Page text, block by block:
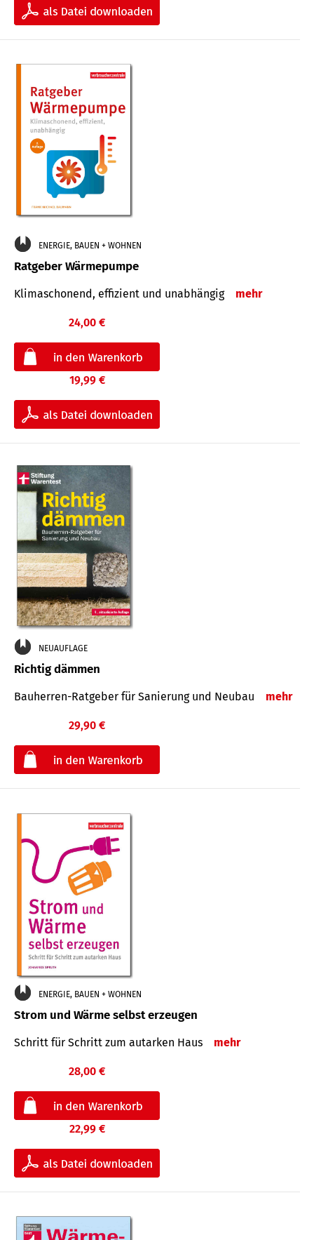
ENERGIE, BAUEN + WOHNEN
Ratgeber Wärmepumpe
Klimaschonend, effizient und unabhängig mehr
24,00 €
19,99 €
NEUAUFLAGE
Richtig dämmen
Bauherren-Ratgeber für Sanierung und Neubau mehr
29,90 €
ENERGIE, BAUEN + WOHNEN
Strom und Wärme selbst erzeugen
Schritt für Schritt zum autarken Haus mehr
28,00 €
22,99 €